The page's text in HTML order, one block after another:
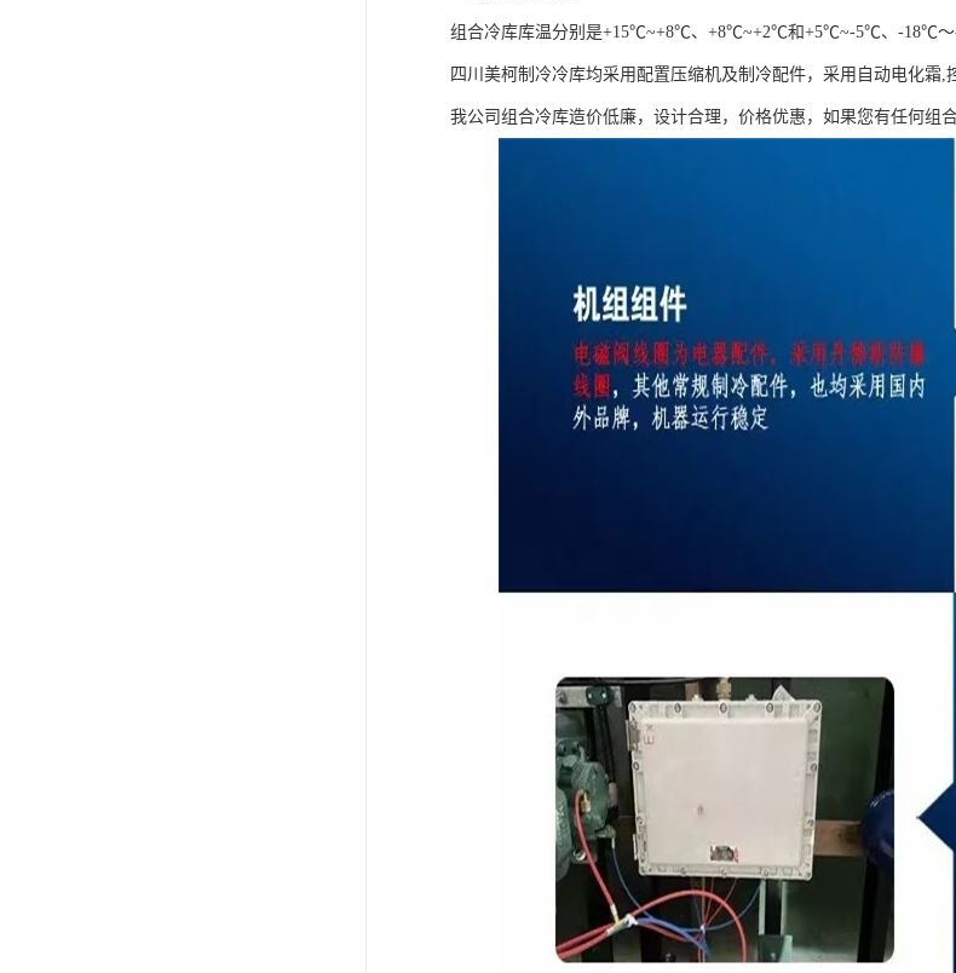
组合冷库库温分别是+15℃~+8℃、+8℃~+2℃和+5℃~-5℃、-18℃～-
四川美柯制冷冷库均采用配置压缩机及制冷配件，采用自动电化霜,
我公司组合冷库造价低廉，设计合理，价格优惠，如果您有任何组